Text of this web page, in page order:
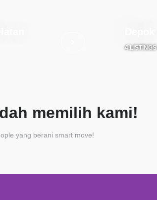
4 LISTINGS
memilih kami!
yang berani smart move!